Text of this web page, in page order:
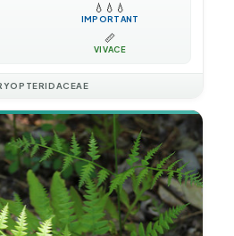
💧 💧 💧
IMPORTANT
📏
VIVACE